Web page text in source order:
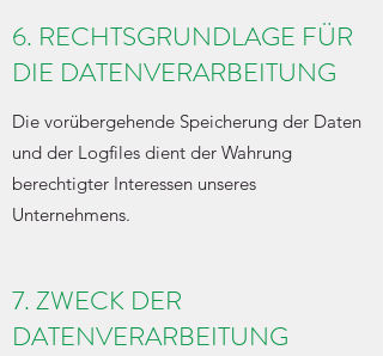
6. RECHTSGRUNDLAGE FÜR
DIE DATENVERARBEITUNG
Die vorübergehende Speicherung der Daten
und der Logfiles dient der Wahrung
berechtigter Interessen unseres
Unternehmens.
7. ZWECK DER
DATENVERARBEITUNG